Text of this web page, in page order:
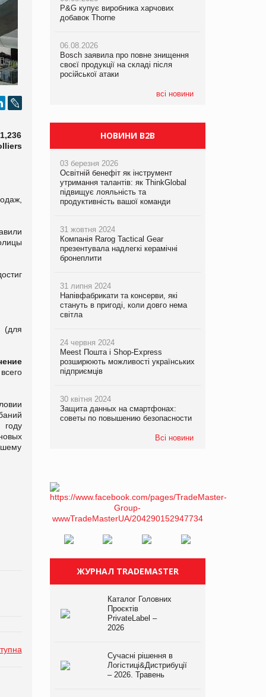
(для
P&G купує виробника харчових
добавок Thorne
06.08.2026
Bosch заявила про повне знищення
своєї продукції на складі після
російської атаки
всі новини
P&G купує виробника харчових
добавок Thorne
06.08.2026
Bosch заявила про повне знищення
своєї продукції на складі після
російської атаки
P&G купує виробника харчових
добавок Thorne
06.08.2026
Bosch заявила про повне знищення
своєї продукції на складі після
російської атаки
НОВИНИ B2B
03 березня 2026
Освітній бенефіт як інструмент
утримання талантів: як ThinkGlobal
підвищує лояльність та
продуктивність вашої команди
31 жовтня 2024
Компанія Rarog Tactical Gear
презентувала надлегкі керамічні
бронеплити
31 липня 2024
Напівфабрикати та консерви, які
стануть в пригоді, коли довго нема
світла
24 червня 2024
Meest Пошта і Shop-Express
розширюють можливості українських
підприємців
30 квітня 2024
Защита данных на смартфонах:
советы по повышению безопасности
Всі новини
ЖУРНАЛ TRADEMASTER
Каталог Головних
Проєктів
PrivateLabel –
2026
Сучасні рішення в
Логістиці&Дистрибуції
– 2026. Травень